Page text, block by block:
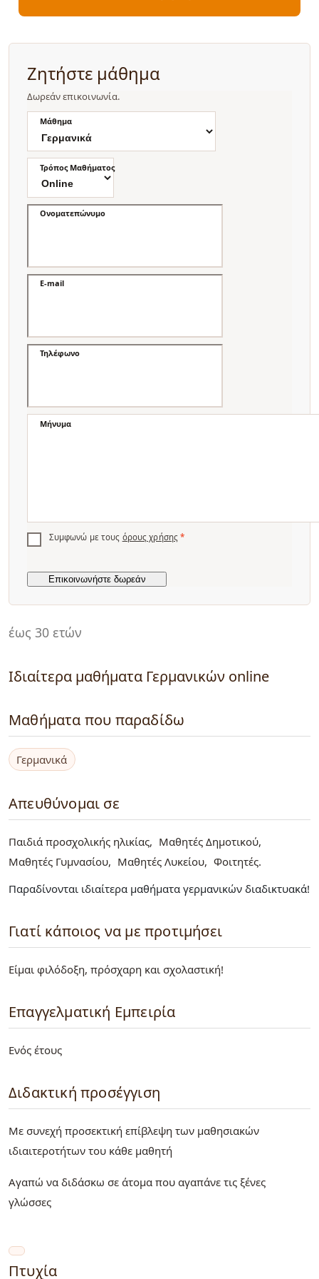
έως 30 ετών
Ιδιαίτερα μαθήματα Γερμανικών online
Μαθήματα που παραδίδω
Γερμανικά
Απευθύνομαι σε
Παιδιά προσχολικής ηλικίας
Μαθητές Δημοτικού
Μαθητές Γυμνασίου
Μαθητές Λυκείου
Φοιτητές
Παραδίνονται ιδιαίτερα μαθήματα γερμανικών διαδικτυακά!
Γιατί κάποιος να με προτιμήσει
Είμαι φιλόδοξη, πρόσχαρη και σχολαστική!
Επαγγελματική Εμπειρία
Ενός έτους
Διδακτική προσέγγιση
Με συνεχή προσεκτική επίβλεψη των μαθησιακών
ιδιαιτεροτήτων του κάθε μαθητή
Αγαπώ να διδάσκω σε άτομα που αγαπάνε τις ξένες
γλώσσες
Πτυχία
Ζητήστε μάθημα
Δωρεάν επικοινωνία.
Μάθημα
Τρόπος Μαθήματος
Ονοματεπώνυμο
E-mail
Τηλέφωνο
Μήνυμα
Συμφωνώ με τους όρους χρήσης *